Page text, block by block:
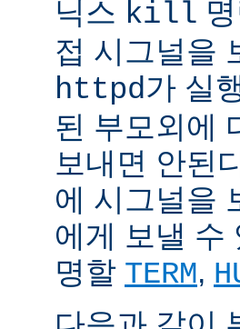
닉스 kill
접 시그널을
httpd가 실
된 부모외에
보내면 안된
에 시그널을
에게 보낼 수
명할 TERM,